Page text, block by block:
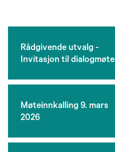
Rådgivende utvalg -
Invitasjon til dialogmøte
Møteinnkalling 9. mars
2026